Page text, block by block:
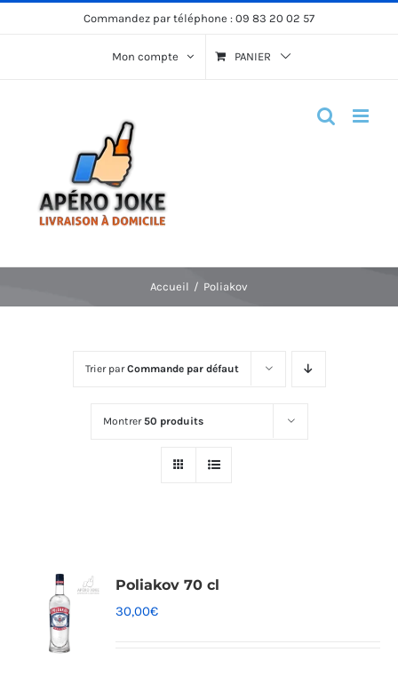
Commandez par téléphone : 09 83 20 02 57
Mon compte PANIER
Accueil Poliakov
Trier parCommande par défaut
Montrer50 produits
Poliakov 70 cl
30,00€